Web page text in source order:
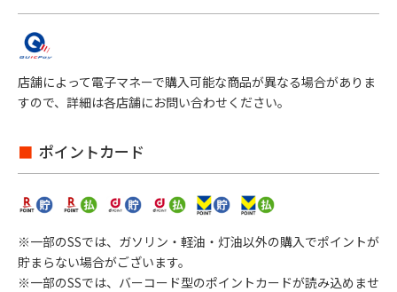
店舗によって電子マネーで購入可能な商品が異なる場合がありま
すので、詳細は各店舗にお問い合わせください。
ポイントカード
※一部のSSでは、ガソリン・軽油・灯油以外の購入でポイントが
貯まらない場合がございます。
※一部のSSでは、バーコード型のポイントカードが読み込めませ